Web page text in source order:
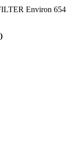
Environ 654